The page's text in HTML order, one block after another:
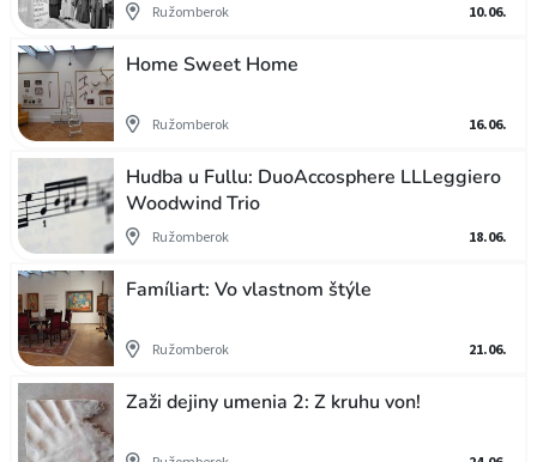
Ružomberok 10.06.
Home Sweet Home
Ružomberok 16.06.
Hudba u Fullu: DuoAccosphere LLLeggiero
Woodwind Trio
Ružomberok 18.06.
Famíliart: Vo vlastnom štýle
Ružomberok 21.06.
Zaži dejiny umenia 2: Z kruhu von!